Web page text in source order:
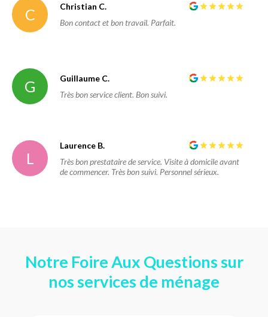
C
Christian C.
Bon contact et bon travail. Parfait.
G
Guillaume C.
Très bon service client. Bon suivi.
L
Laurence B.
Très bon prestataire de service. Visite à domicile avant
de commencer. Très bon suivi. Personnel sérieux.
Notre Foire Aux Questions sur
nos services de ménage